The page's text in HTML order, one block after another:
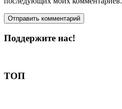
Поддержите нас!
ТОП